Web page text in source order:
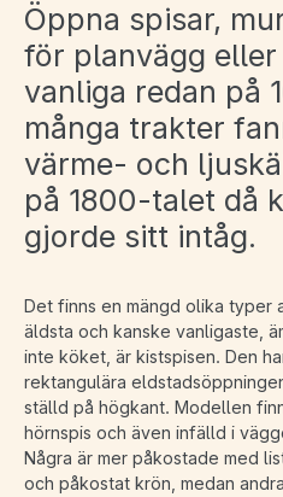
Öppna spisar,
för planvägg
vanliga redan på
många trakter
värme- och
på 1800-talet då
gjorde sitt intåg.
Det finns en mängd olika typer
äldsta och kanske vanligaste,
inte köket, är kistspisen. Den
rektangulära
ställd på högkant. Modellen
hörnspis och även infälld i
Några är mer påkostade med
och påkostat krön, medan